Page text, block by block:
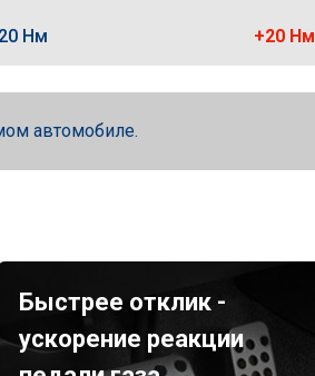
Нм +20 Нм
автомобиле.
Быстрее отклик -
ускорение реакции